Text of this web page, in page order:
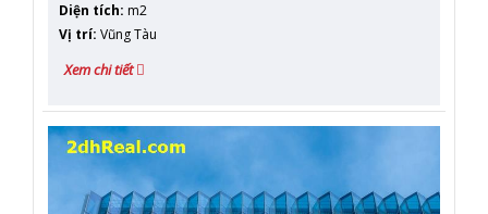
Diện tích: m2
Vị trí: Vũng Tàu
Xem chi tiết